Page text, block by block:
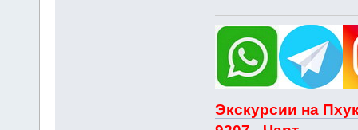
Экскурсии на